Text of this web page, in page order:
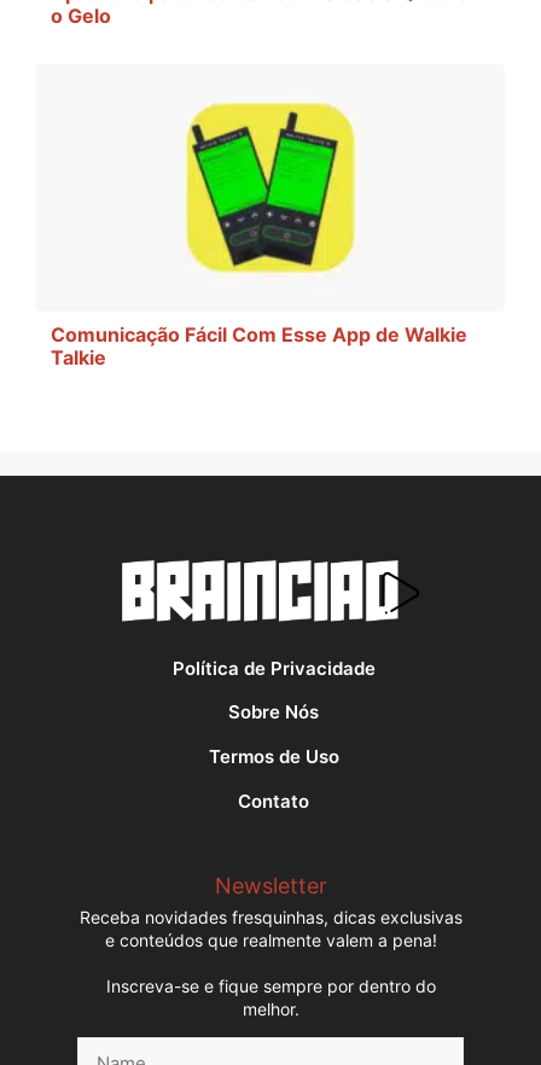
o Gelo
Comunicação Fácil Com Esse App de Walkie
Talkie
Política de Privacidade
Sobre Nós
Termos de Uso
Contato
Newsletter
Receba novidades fresquinhas, dicas exclusivas
e conteúdos que realmente valem a pena!
Inscreva-se e fique sempre por dentro do
melhor.